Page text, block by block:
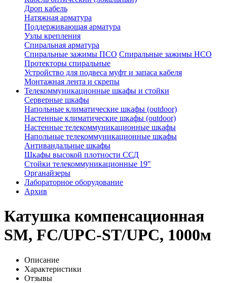
Дроп кабель
Натяжная арматура
Поддерживающая арматура
Узлы крепления
Спиральная арматура
Спиральные зажимы ПСО Спиральные зажимы НСО
Протекторы спиральные
Устройство для подвеса муфт и запаса кабеля
Монтажная лента и скрепы
Телекоммуникационные шкафы и стойки
Серверные шкафы
Напольные климатические шкафы (outdoor)
Настенные климатические шкафы (outdoor)
Настенные телекоммуникационные шкафы
Напольные телекоммуникационные шкафы
Антивандальные шкафы
Шкафы высокой плотности ССД
Стойки телекоммуникационные 19"
Органайзеры
Лабораторное оборудование
Архив
Катушка компенсационная
SM, FC/UPC-ST/UPC, 1000м
Описание
Характеристики
Отзывы